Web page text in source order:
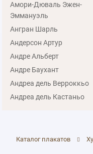
Амори-Дюваль Эжен-
Эммануэль
Ангран Шарль
Андерсон Артур
Андре Альберт
Андре Баухант
Андреа дель Верроккьо
Андреа дель Кастаньо
Каталог плакатов